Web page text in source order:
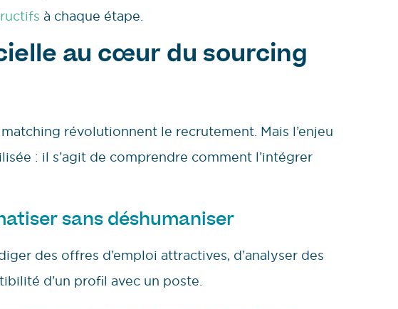
à chaque étape.
au cœur du sourcing
révolutionnent le recrutement. Mais l’enjeu
: il s’agit de comprendre comment l’intégrer
sans déshumaniser
des offres d’emploi attractives, d’analyser des
d’un profil avec un poste.